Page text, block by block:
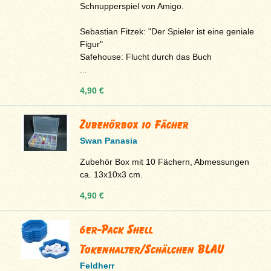
Schnupperspiel von Amigo.
Sebastian Fitzek: "Der Spieler ist eine geniale
Figur"
Safehouse: Flucht durch das Buch
4,90 €
Zubehörbox 10 Fächer
Swan Panasia
Zubehör Box mit 10 Fächern, Abmessungen
ca. 13x10x3 cm.
4,90 €
6er-Pack Shell
Tokenhalter/Schälchen BLAU
Feldherr